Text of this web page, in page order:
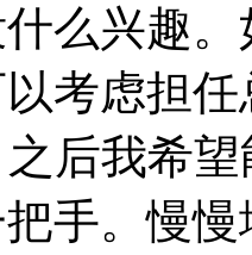
么兴趣
考虑担
后我希
手。慢